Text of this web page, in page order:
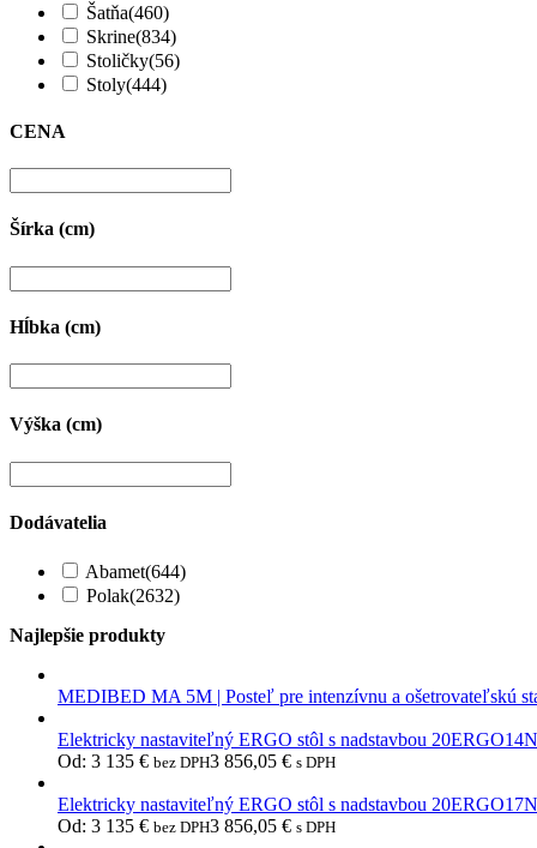
Šatňa(460)
Skrine(834)
Stoličky(56)
Stoly(444)
CENA
Šírka (cm)
Hĺbka (cm)
Výška (cm)
Dodávatelia
Abamet(644)
Polak(2632)
Najlepšie produkty
MEDIBED MA 5M | Posteľ pre intenzívnu a ošetrovateľskú
Elektricky nastaviteľný ERGO stôl s nadstavbou 20ERGO14N
Od: 3 135 € bez DPH3 856,05 € s DPH
Elektricky nastaviteľný ERGO stôl s nadstavbou 20ERGO17N
Od: 3 135 € bez DPH3 856,05 € s DPH